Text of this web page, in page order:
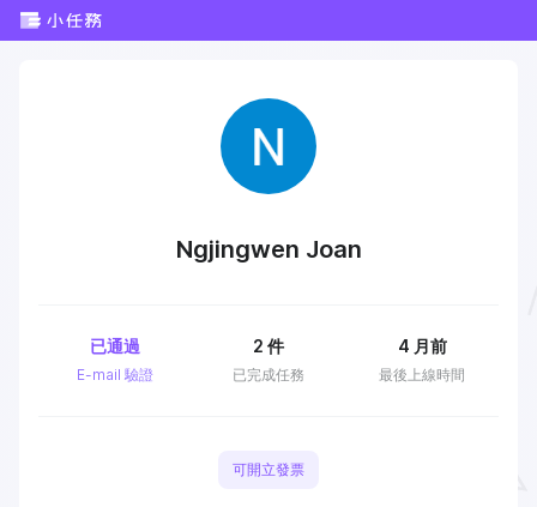
Ngjingwen Joan
E-mail 驗證
已通過
已完成任務
2 件
最後上線時間
4 月前
可開立發票